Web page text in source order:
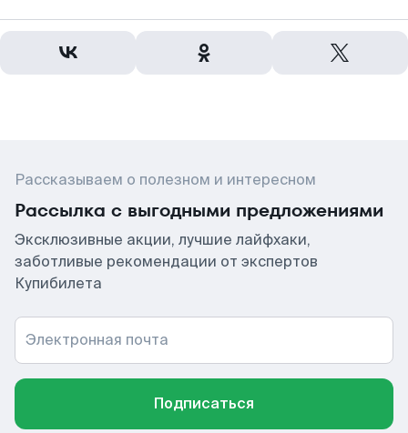
Рассказываем о полезном и интересном
Рассылка с выгодными предложениями
Эксклюзивные акции, лучшие лайфхаки,
заботливые рекомендации от экспертов
Купибилета
Электронная почта
Подписаться